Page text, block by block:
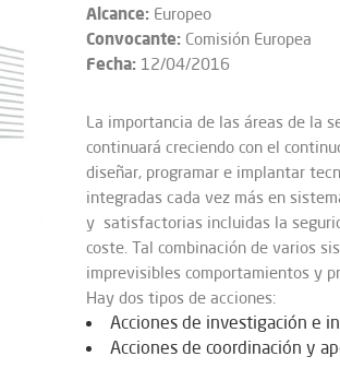
Alcance: Europeo
Convocante: Comisión Europea
Fecha: 12/04/2016
La importancia de las áreas de la
continuará creciendo con el
diseñar, programar e implantar
integradas cada vez más en
y satisfactorias incluidas la
coste. Tal combinación de varios
imprevisibles comportamientos y
Hay dos tipos de acciones:
Acciones de investigación e
Acciones de coordinación y